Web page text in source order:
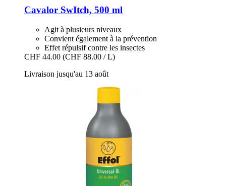
Cavalor SwItch, 500 ml
Agit à plusieurs niveaux
Convient également à la prévention
Effet répulsif contre les insectes
CHF 44.00 (CHF 88.00 / L)
Livraison jusqu'au 13 août